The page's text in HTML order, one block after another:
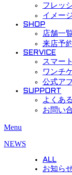
フレッ
イメー
SHOP
店舗一
来店予
SERVICE
スマー
ワンチ
公式ア
SUPPORT
よくあ
お問い
Menu
NEWS
ALL
お知ら